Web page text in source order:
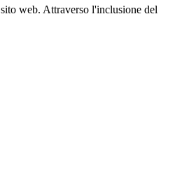
web. Attraverso l'inclusione del